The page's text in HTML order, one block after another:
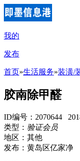
我的
发布
首页»生活服务»装潢/
胶南除甲醛
ID编号：2070644
类型： 验证会员
地区：其他
发布：黄岛区亿家净